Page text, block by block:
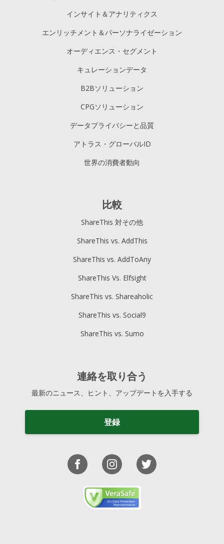
インサイト＆アナリティクス
エンリッチメント＆パーソナライゼーション
オーディエンス・セグメント
キュレーションデータ
B2Bソリューション
CPGソリューション
データプライバシーと品質
アトラス・グローバルID
世界の消費者動向
比較
ShareThis 対その他
ShareThis vs. AddThis
ShareThis vs. AddToAny
ShareThis Vs. Elfsight
ShareThis vs. Shareaholic
ShareThis vs. Social9
ShareThis vs. Sumo
連絡を取り合う
最新のニュース、ヒント、アップデートを入手する
登録